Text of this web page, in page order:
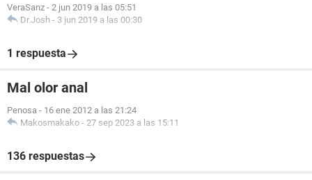
VeraSanz - 2 jun 2019 a las 05:51
Dr.Josh - 3 jun 2019 a las 00:30
1 respuesta
Mal olor anal
Penosa - 16 ene 2012 a las 21:24
Makosmakako - 27 sep 2023 a las 15:11
136 respuestas